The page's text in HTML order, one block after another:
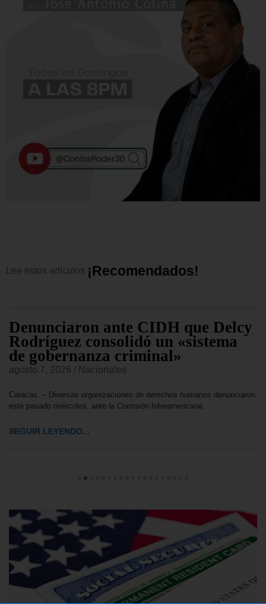
Lee estos artículos ¡Recomendados!
Denunciaron ante CIDH que Delcy
Rodríguez consolidó un «sistema
de gobernanza criminal»
agosto 7, 2026 Nacionales
Caracas. – Diversas organizaciones de derechos humanos denunciaron
este pasado miércoles, ante la Comisión Interamericana
SEGUIR LEYENDO...